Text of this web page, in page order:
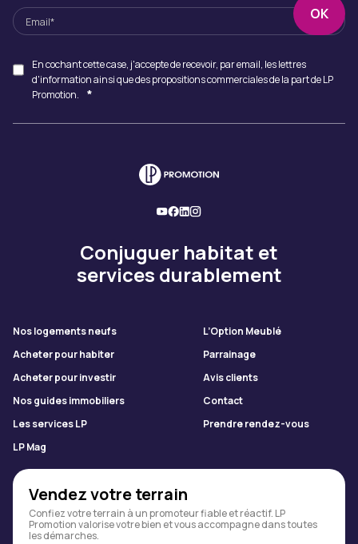
En cochant cette case, j'accepte de recevoir, par email, les lettres
d'information ainsi que des propositions commerciales de la part de LP
Promotion.
*
Conjuguer habitat et
services durablement
Nos logements neufs
L’Option Meublé
Acheter pour habiter
Parrainage
Acheter pour investir
Avis clients
Nos guides immobiliers
Contact
Les services LP
Prendre rendez-vous
LP Mag
Vendez votre terrain
Confiez votre terrain à un promoteur fiable et réactif. LP
Promotion valorise votre bien et vous accompagne dans toutes
les démarches.